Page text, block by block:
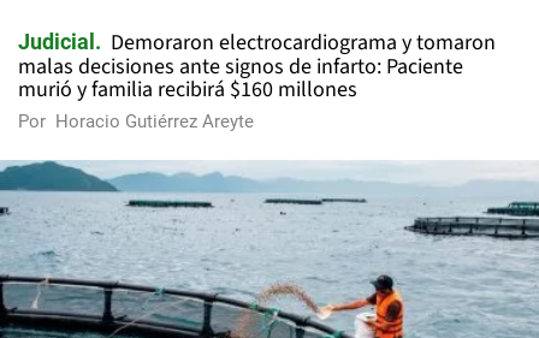
Judicial
Demoraron electrocardiograma y tomaron
malas decisiones ante signos de infarto: Paciente
murió y familia recibirá $160 millones
Por Horacio Gutiérrez Areyte